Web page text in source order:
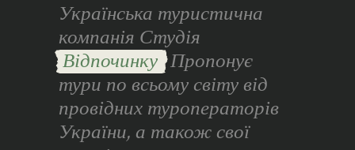
Українська туристична
компанія Студія
Відпочинку Пропонує
тури по всьому світу від
провідних туроператорів
України, а також свої